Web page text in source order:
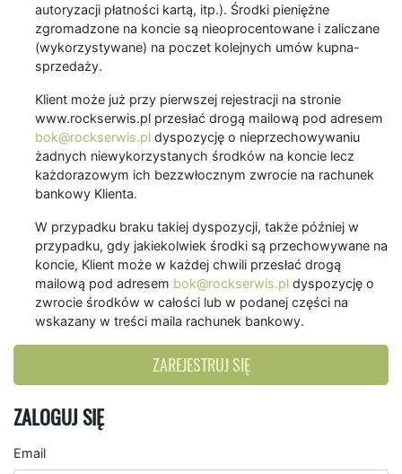
autoryzacji płatności kartą, itp.). Środki pieniężne
zgromadzone na koncie są nieoprocentowane i zaliczane
(wykorzystywane) na poczet kolejnych umów kupna-
sprzedaży.
Klient może już przy pierwszej rejestracji na stronie
www.rockserwis.pl przesłać drogą mailową pod adresem
bok@rockserwis.pl dyspozycję o nieprzechowywaniu
żadnych niewykorzystanych środków na koncie lecz
każdorazowym ich bezzwłocznym zwrocie na rachunek
bankowy Klienta.
W przypadku braku takiej dyspozycji, także później w
przypadku, gdy jakiekolwiek środki są przechowywane na
koncie, Klient może w każdej chwili przesłać drogą
mailową pod adresem bok@rockserwis.pl dyspozycję o
zwrocie środków w całości lub w podanej części na
wskazany w treści maila rachunek bankowy.
ZAREJESTRUJ SIĘ
ZALOGUJ SIĘ
Email